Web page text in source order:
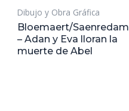
Dibujo y Obra Gráfica
Bloemaert/Saenredam
– Adan y Eva lloran la
muerte de Abel